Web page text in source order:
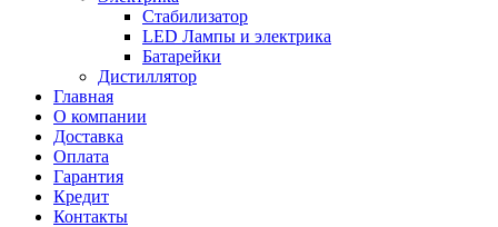
Стабилизатор
LED Лампы и электрика
Батарейки
Дистиллятор
Главная
О компании
Доставка
Оплата
Гарантия
Кредит
Контакты